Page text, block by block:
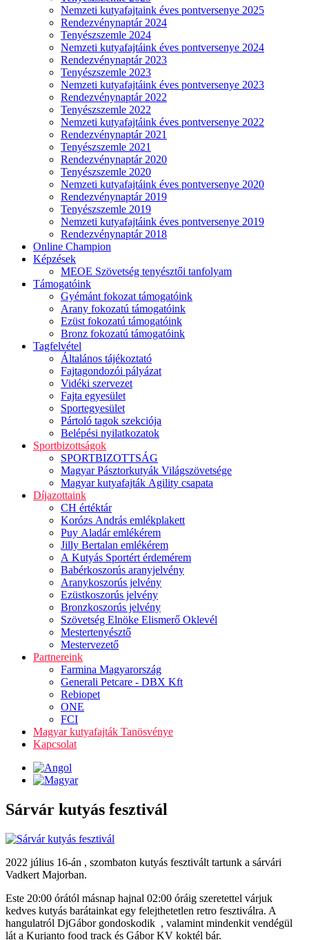
Nemzeti kutyafajtaink éves pontversenye 2025
Rendezvénynaptár 2024
Tenyészszemle 2024
Nemzeti kutyafajtáink éves pontversenye 2024
Rendezvénynaptár 2023
Tenyészszemle 2023
Nemzeti kutyafajtáink éves pontversenye 2023
Rendezvénynaptár 2022
Tenyészszemle 2022
Nemzeti kutyafajtáink éves pontversenye 2022
Rendezvénynaptár 2021
Tenyészszemle 2021
Rendezvénynaptár 2020
Tenyészszemle 2020
Nemzeti kutyafajtáink éves pontversenye 2020
Rendezvénynaptár 2019
Tenyészszemle 2019
Nemzeti kutyafajtáink éves pontversenye 2019
Rendezvénynaptár 2018
Online Champion
Képzések
MEOE Szövetség tenyésztői tanfolyam
Támogatóink
Gyémánt fokozat támogatóink
Arany fokozatú támogatóink
Ezüst fokozatú támogatóink
Bronz fokozatú támogatóink
Tagfelvétel
Általános tájékoztató
Fajtagondozói pályázat
Vidéki szervezet
Fajta egyesület
Sportegyesület
Pártoló tagok szekciója
Belépési nyilatkozatok
Sportbizottságok
SPORTBIZOTTSÁG
Magyar Pásztorkutyák Világszövetsége
Magyar kutyafajták Agility csapata
Díjazottaink
CH értéktár
Korózs András emlékplakett
Puy Aladár emlékérem
Jilly Bertalan emlékérem
A Kutyás Sportért érdemérem
Babérkoszorús aranyjelvény
Aranykoszorús jelvény
Ezüstkoszorús jelvény
Bronzkoszorús jelvény
Szövetség Elnöke Elismerő Oklevél
Mestertenyésztő
Mestervezető
Partnereink
Farmina Magyarország
Generali Petcare - DBX Kft
Rebiopet
ONE
FCI
Magyar kutyafajták Tanösvénye
Kapcsolat
Sárvár kutyás fesztivál
2022 július 16-án , szombaton kutyás fesztivált tartunk a sárvári
Vadkert Majorban.
Este 20:00 órától másnap hajnal 02:00 óráig szeretettel várjuk
kedves kutyás barátainkat egy felejthetetlen retro fesztiválra. A
hangulatról DjGábor gondoskodik , valamint mindenkit vendégül
lát a Kurjanto food track és Gábor KV koktél bár.